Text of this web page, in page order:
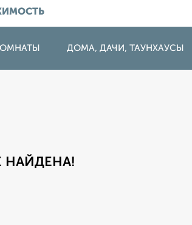
ДОМА, ДАЧИ, ТАУНХАУСЫ
НАЙДЕНА!